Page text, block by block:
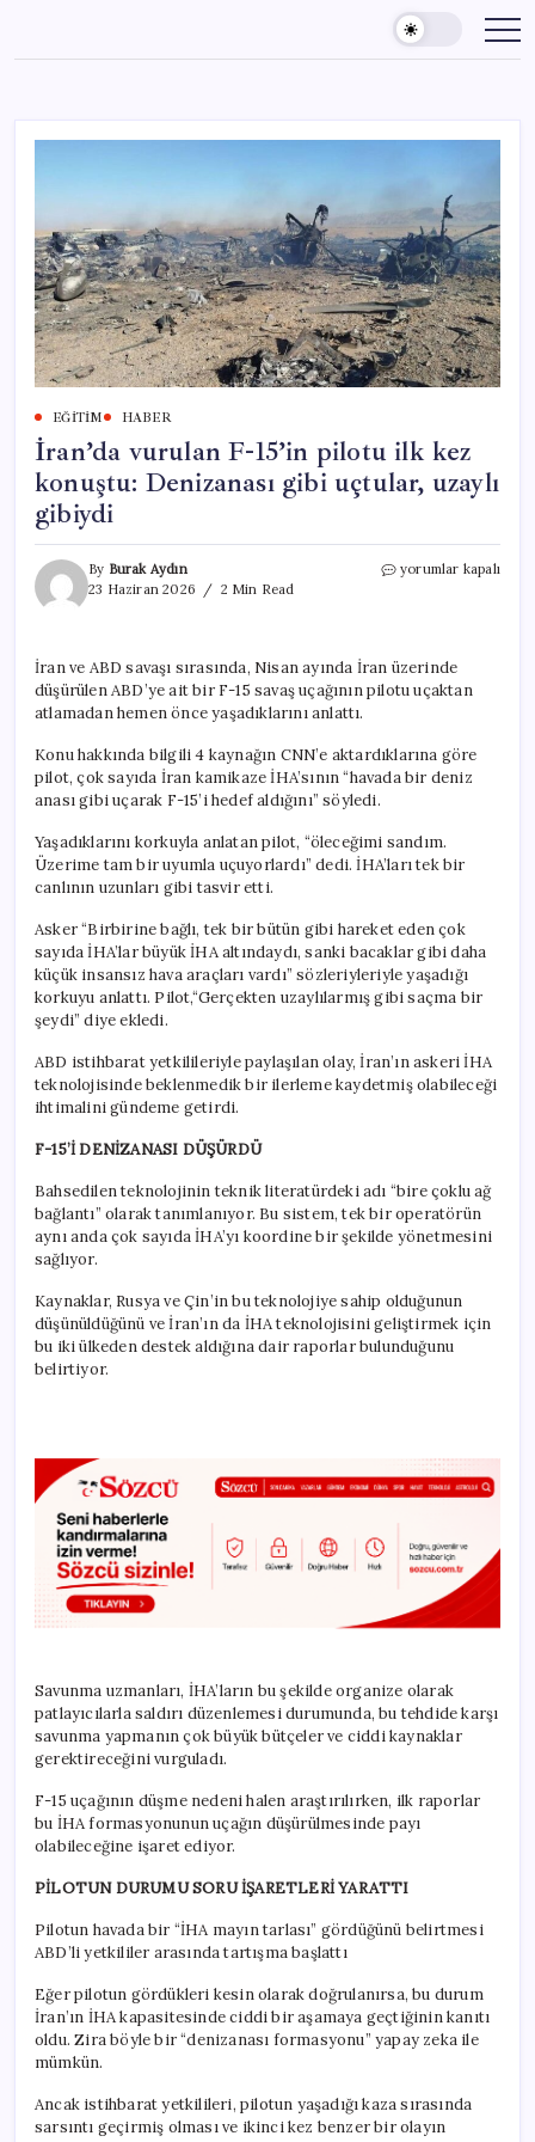
content
EĞITIM HABER
İran’da vurulan F-15’in pilotu ilk kez
konuştu: Denizanası gibi uçtular, uzaylı
gibiydi
By Burak Aydın
23 Haziran 2026
2 Min Read
İran’da
ilk
kez
gibi
uçtular,
için
yorumlar kapalı
İran ve ABD savaşı sırasında, Nisan ayında İran üzerinde
düşürülen ABD’ye ait bir F-15 savaş uçağının pilotu uçaktan
atlamadan hemen önce yaşadıklarını anlattı.
Konu hakkında bilgili 4 kaynağın CNN’e aktardıklarına göre
pilot, çok sayıda İran kamikaze İHA’sının “havada bir deniz
anası gibi uçarak F-15’i hedef aldığını” söyledi.
Yaşadıklarını korkuyla anlatan pilot, “öleceğimi sandım.
Üzerime tam bir uyumla uçuyorlardı” dedi. İHA’ları tek bir
canlının uzunları gibi tasvir etti.
Asker “Birbirine bağlı, tek bir bütün gibi hareket eden çok
sayıda İHA’lar büyük İHA altındaydı, sanki bacaklar gibi daha
küçük insansız hava araçları vardı” sözleriyleriyle yaşadığı
korkuyu anlattı. Pilot,“Gerçekten uzaylılarmış gibi saçma bir
şeydi” diye ekledi.
ABD istihbarat yetkilileriyle paylaşılan olay, İran’ın askeri İHA
teknolojisinde beklenmedik bir ilerleme kaydetmiş olabileceği
ihtimalini gündeme getirdi.
F-15’İ DENİZANASI DÜŞÜRDÜ
Bahsedilen teknolojinin teknik literatürdeki adı “bire çoklu ağ
bağlantı” olarak tanımlanıyor. Bu sistem, tek bir operatörün
aynı anda çok sayıda İHA’yı koordine bir şekilde yönetmesini
sağlıyor.
Kaynaklar, Rusya ve Çin’in bu teknolojiye sahip olduğunun
düşünüldüğünü ve İran’ın da İHA teknolojisini geliştirmek için
bu iki ülkeden destek aldığına dair raporlar bulunduğunu
belirtiyor.
Savunma uzmanları, İHA’ların bu şekilde organize olarak
patlayıcılarla saldırı düzenlemesi durumunda, bu tehdide karşı
savunma yapmanın çok büyük bütçeler ve ciddi kaynaklar
gerektireceğini vurguladı.
F-15 uçağının düşme nedeni halen araştırılırken, ilk raporlar
bu İHA formasyonunun uçağın düşürülmesinde payı
olabileceğine işaret ediyor.
PİLOTUN DURUMU SORU İŞARETLERİ YARATTI
Pilotun havada bir “İHA mayın tarlası” gördüğünü belirtmesi
ABD’li yetkililer arasında tartışma başlattı
Eğer pilotun gördükleri kesin olarak doğrulanırsa, bu durum
İran’ın İHA kapasitesinde ciddi bir aşamaya geçtiğinin kanıtı
oldu. Zira böyle bir “denizanası formasyonu” yapay zeka ile
mümkün.
Ancak istihbarat yetkilileri, pilotun yaşadığı kaza sırasında
sarsıntı geçirmiş olması ve ikinci kez benzer bir olayın